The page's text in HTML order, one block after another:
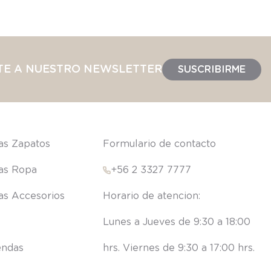
A NUESTRO NEWSLETTER SUSCRIBIRME
Zapatos
Ropa
Accesorios
Formulario de contacto
+56 2 3327 7777
Lunes a Jueves de 9:30 a 18:00
hrs. Viernes de 9:30 a 17:00 hrs.